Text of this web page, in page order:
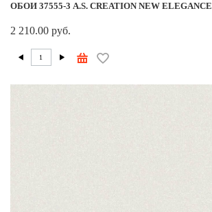
ОБОИ 37555-3 A.S. CREATION NEW ELEGANCE
2 210.00 руб.